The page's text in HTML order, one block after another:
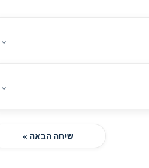
⌄
⌄
שיחה הבאה »